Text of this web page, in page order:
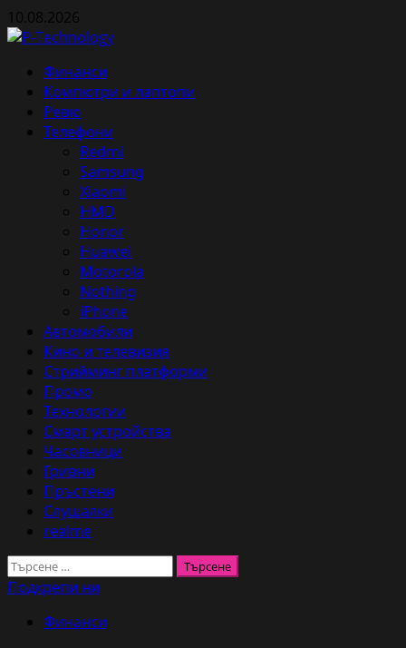
Skip
to
10.08.2026
Primary
Menu
Финанси
Компютри и лаптопи
Ревю
Телефони
Redmi
Samsung
Xiaomi
HMD
Honor
Huawei
Motorola
Nothing
iPhone
Автомобили
Кино и телевизия
Стрийминг платформи
Промо
Технологии
Смарт устройства
Часовници
Гривни
Пръстени
Слушалки
realme
Търсене
за:
Подкрепи ни
Финанси